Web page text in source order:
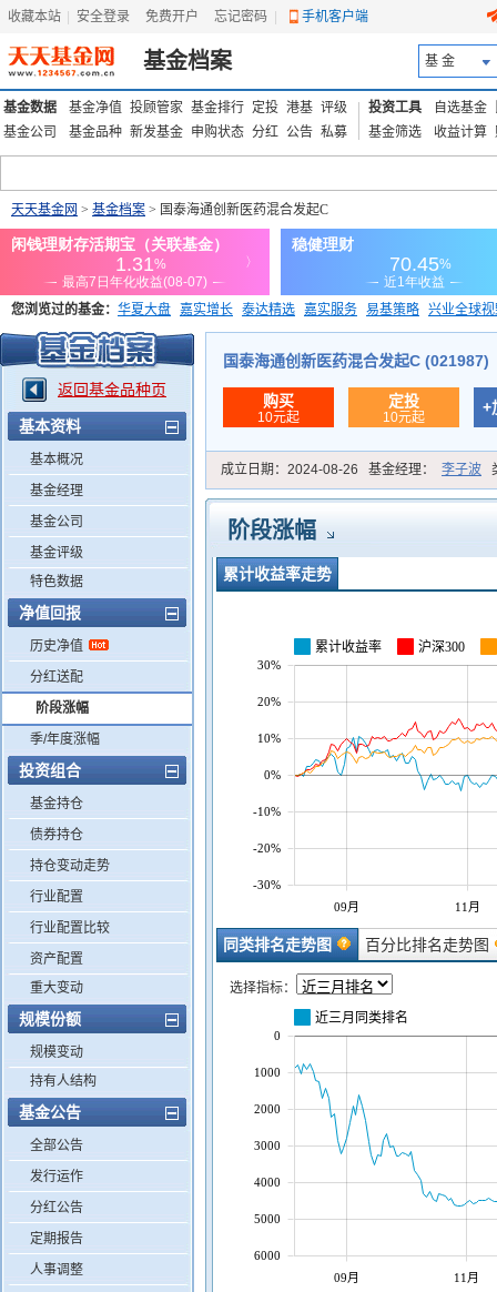
收藏本站 安全登录 免费开户 忘记密码 手机客户端
基金档案 基 金
基金数据 基金净值 投顾管家 基金排行 定投 港基 评级
基金公司
基金品种 新发基金 申购状态 分红 公告 私募
投资工具 自选基金
基金筛选
收益计算
天天基金网 > 基金档案 > 国泰海通创新医药混合发起C
您浏览过的基金： 华夏大盘 嘉实增长 泰达精选 嘉实服务 易基策略 兴业全球
添富优势 华安宏利 上证180价值ETF
返回基金品种页
基本资料
基本概况
基金经理
基金公司
基金评级
特色数据
净值回报
历史净值
分红送配
阶段涨幅
季/年度涨幅
投资组合
基金持仓
债券持仓
持仓变动走势
行业配置
行业配置比较
资产配置
重大变动
规模份额
规模变动
持有人结构
基金公告
全部公告
发行运作
分红公告
定期报告
人事调整
国泰海通创新医药混合发起C (021987)
购买
10元起
定投
10元起
+
成立日期： 2024-08-26 基金经理： 李子波
阶段涨幅
累计收益率走势
累计收益率 沪深300
09月 11月
-30%
-20%
-10%
0%
10%
20%
30%
同类排名走势图 百分比排名走势图
选择指标：
近三月同类排名
09月 11月
0
1000
2000
3000
4000
5000
6000